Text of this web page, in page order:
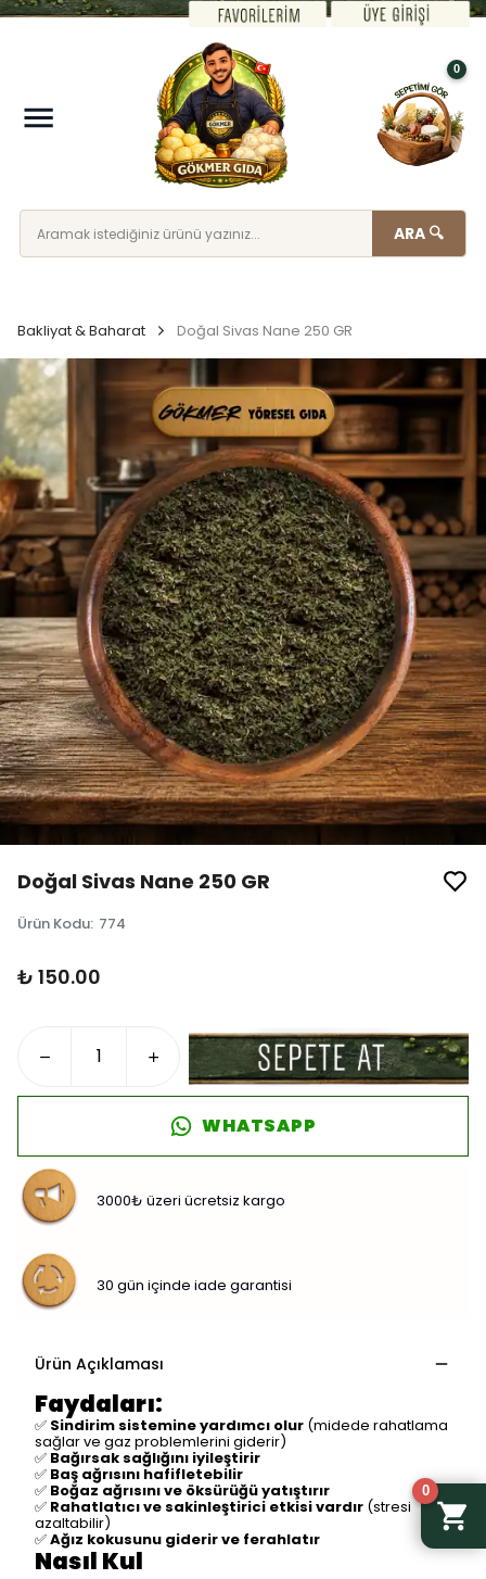
ARA 🔍
0
0
Bakliyat & Baharat Doğal Sivas Nane 250 GR
Doğal Sivas Nane 250 GR
Ürün Kodu: 774
₺ 150.00
WHATSAPP
3000₺ üzeri ücretsiz kargo
30 gün içinde iade garantisi
Ürün Açıklaması
Faydaları:
✅ Sindirim sistemine yardımcı olur (midede rahatlama
sağlar ve gaz problemlerini giderir)
✅ Bağırsak sağlığını iyileştirir
✅ Baş ağrısını hafifletebilir
✅ Boğaz ağrısını ve öksürüğü yatıştırır
✅ Rahatlatıcı ve sakinleştirici etkisi vardır (stresi
azaltabilir)
✅Ağız kokusunu giderir ve ferahlatır
Nasıl Kul